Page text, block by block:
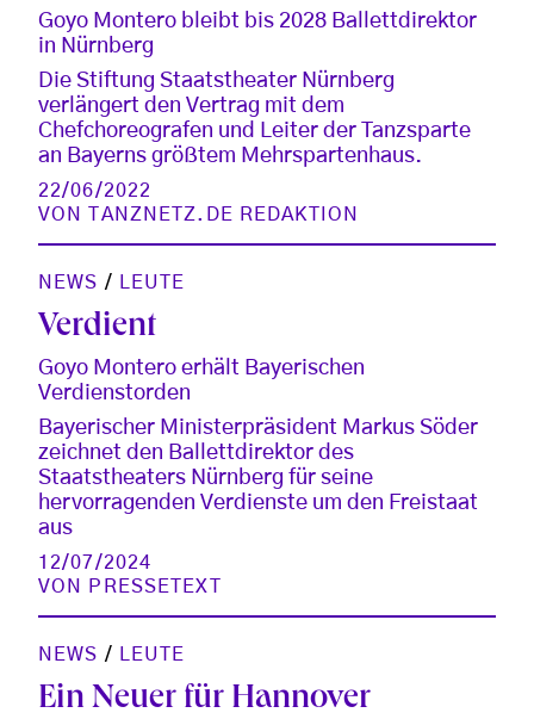
Goyo Montero bleibt bis 2028 Ballettdirektor
in Nürnberg
Die Stiftung Staatstheater Nürnberg
verlängert den Vertrag mit dem
Chefchoreografen und Leiter der Tanzsparte
an Bayerns größtem Mehrspartenhaus.
22/06/2022
VON
TANZNETZ.DE REDAKTION
NEWS / LEUTE
Verdient
Goyo Montero erhält Bayerischen
Verdienstorden
Bayerischer Ministerpräsident Markus Söder
zeichnet den Ballettdirektor des
Staatstheaters Nürnberg für seine
hervorragenden Verdienste um den Freistaat
aus
12/07/2024
VON
PRESSETEXT
NEWS / LEUTE
Ein Neuer für Hannover